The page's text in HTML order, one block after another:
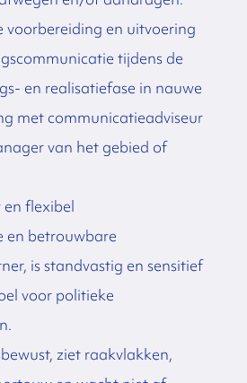
voorbereiding en uitvoering
tijdens de
en realisatiefase in nauwe
met communicatieadviseur
van het gebied of
en flexibel
en betrouwbare
is standvastig en sensitief
voor politieke
ziet raakvlakken,